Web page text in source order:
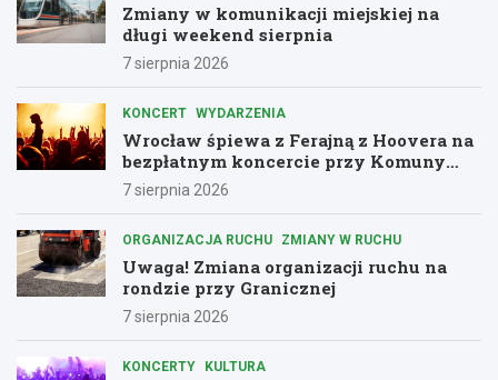
Zmiany w komunikacji miejskiej na
długi weekend sierpnia
7 sierpnia 2026
KONCERT WYDARZENIA
Wrocław śpiewa z Ferajną z Hoovera na
bezpłatnym koncercie przy Komuny
Paryskiej
7 sierpnia 2026
ORGANIZACJA RUCHU ZMIANY W RUCHU
Uwaga! Zmiana organizacji ruchu na
rondzie przy Granicznej
7 sierpnia 2026
KONCERTY KULTURA